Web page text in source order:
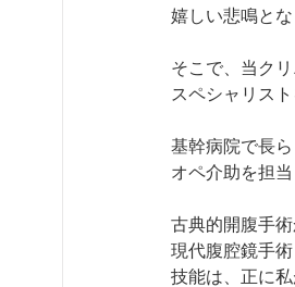
嬉しい悲鳴と
そこで、当ク
スペシャリス
基幹病院で長
オペ介助を担当
古典的開腹手術
現代腹腔鏡手
技能は、正に